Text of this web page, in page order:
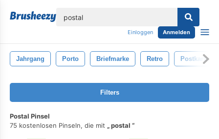
Einloggen Anmelden
Jahrgang Porto Briefmarke Retro Postkarte
Filters
Postal Pinsel
75 kostenlosen Pinseln, die mit
postal